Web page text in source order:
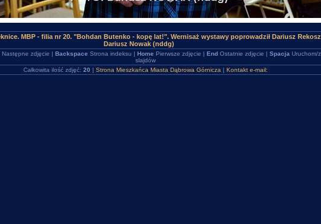
MBP - filia nr 20. "Bohdan Butenko - kopę lat!". Wernisaż wystawy poprowadził Dariusz
Dariusz Nowak (nddg)
zdjęcie | Backspace Strona indeksu | Home Pierwsze zdjęcie | EndOstatnie zdjęcie | Spacja Uruchom/
slajdów
Całkowita ilość zdjęć: 20 | Strona Mieszkańca Miasta Dąbrowa Górnicza | Kontakt e-mail: